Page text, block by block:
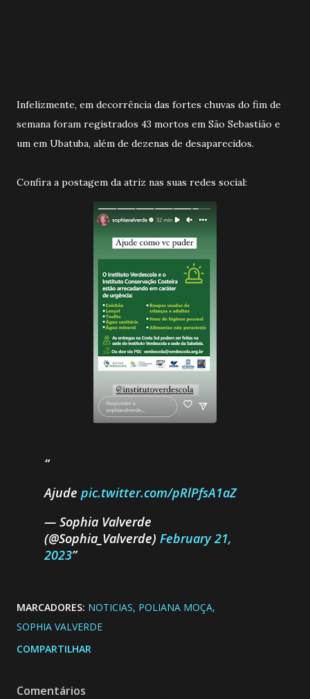
Infelizmente, em decorrência das fortes chuvas do fim de
semana foram registrados 43 mortos em São Sebastião e
um em Ubatuba, além de dezenas de desaparecidos.
Confira a postagem da atriz nas suas redes social:
Ajude pic.twitter.com/pRlPfsA1aZ
— Sophia Valverde
(@Sophia_Valverde) February 21,
2023
MARCADORES: NOTICIAS POLIANA MOÇA
SOPHIA VALVERDE
COMPARTILHAR
Comentários